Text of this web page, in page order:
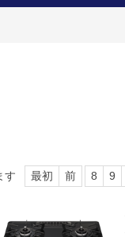
す 最初 前 8 9